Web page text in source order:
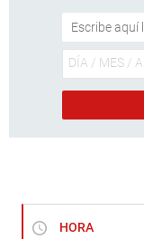
HORA